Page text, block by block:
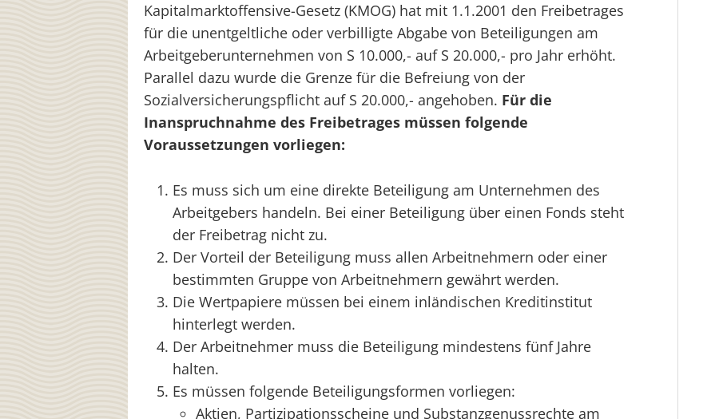
Kapitalmarktoffensive-Gesetz (KMOG) hat mit 1.1.2001 den Freibetrages
für die unentgeltliche oder verbilligte Abgabe von Beteiligungen am
Arbeitgeberunternehmen von S 10.000,- auf S 20.000,- pro Jahr erhöht.
Parallel dazu wurde die Grenze für die Befreiung von der
Sozialversicherungspflicht auf S 20.000,- angehoben. Für die
Inanspruchnahme des Freibetrages müssen folgende
Voraussetzungen vorliegen:
Es muss sich um eine direkte Beteiligung am Unternehmen des
Arbeitgebers handeln. Bei einer Beteiligung über einen Fonds steht
der Freibetrag nicht zu.
Der Vorteil der Beteiligung muss allen Arbeitnehmern oder einer
bestimmten Gruppe von Arbeitnehmern gewährt werden.
Die Wertpapiere müssen bei einem inländischen Kreditinstitut
hinterlegt werden.
Der Arbeitnehmer muss die Beteiligung mindestens fünf Jahre
halten.
Es müssen folgende Beteiligungsformen vorliegen:
Aktien, Partizipationsscheine und Substanzgenussrechte am